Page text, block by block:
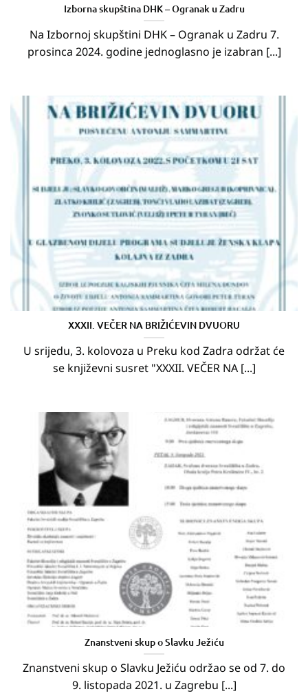
Izborna skupština DHK – Ogranak u Zadru
Na Izbornoj skupštini DHK – Ogranak u Zadru 7.
prosinca 2024. godine jednoglasno je izabran [...]
XXXII. VEČER NA BRIŽIĆEVIN DVUORU
U srijedu, 3. kolovoza u Preku kod Zadra održat će
se književni susret "XXXII. VEČER NA [...]
Znanstveni skup o Slavku Ježiću
Znanstveni skup o Slavku Ježiću održao se od 7. do
9. listopada 2021. u Zagrebu [...]